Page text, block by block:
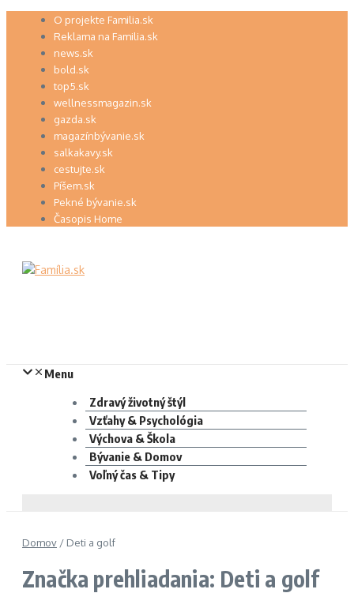
Preskočiť
O projekte Familia.sk
Reklama na Familia.sk
news.sk
bold.sk
top5.sk
wellnessmagazin.sk
gazda.sk
magazínbývanie.sk
salkakavy.sk
cestujte.sk
Píšem.sk
Pekné bývanie.sk
Časopis Home
Menu
Zdravý životný štýl
Vzťahy & Psychológia
Výchova & Škola
Bývanie & Domov
Voľný čas & Tipy
Domov / Deti a golf
Značka prehliadania: Deti a golf